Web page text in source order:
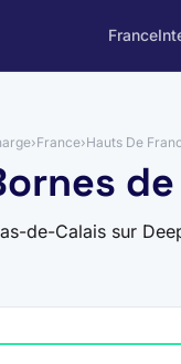
France
›France›Hauts De
de-Calais sur